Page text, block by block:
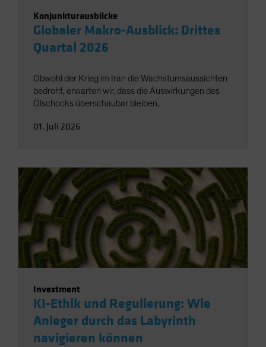
Konjunkturausblicke
Globaler Makro-Ausblick: Drittes
Quartal 2026
Obwohl der Krieg im Iran die Wachstumsaussichten
bedroht, erwarten wir, dass die Auswirkungen des
Ölschocks überschaubar bleiben.
01. Juli 2026
Investment
KI-Ethik und Regulierung: Wie
Anleger durch das Labyrinth
navigieren können